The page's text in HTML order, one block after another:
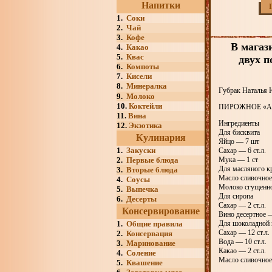
Напитки
1. Соки
2. Чай
3. Кофе
4. Какао
5. Квас
6. Компоты
7. Кисели
8. Минералка
9. Молоко
10. Коктейли
11. Вина
12. Экзотика
Кулинария
1. Закуски
2. Первые блюда
3. Вторые блюда
4. Соусы
5. Выпечка
6. Десерты
Консервирование
1. Общие правила
2. Консервация
3. Маринование
4. Соление
5. Квашение
В
двух
Губрак Наталья
ПИРОЖНОЕ «А
Ингредиенты
Для бисквита
Яйцо — 7 шт
Сахар — 6 ст.л.
Мука — 1 ст
Для масляного
Масло
Молоко
Для сиропа
Сахар — 2 ст.л.
Вино десертное
Для шоколадной
Сахар — 12 ст.л.
Вода — 10 ст.л.
Какао — 2 ст.л.
Масло